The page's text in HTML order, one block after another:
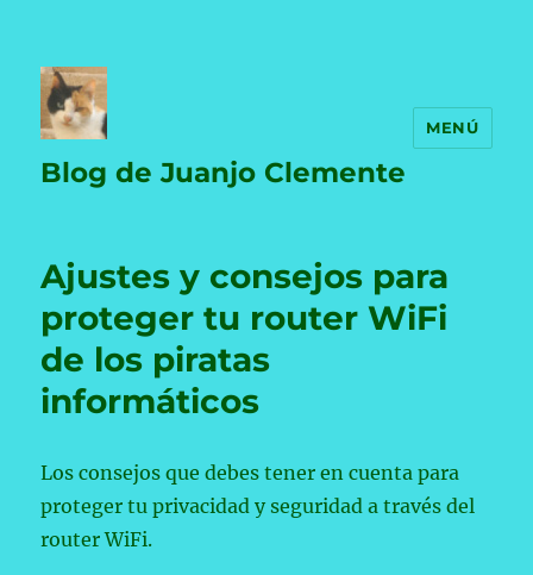
Blog de Juanjo Clemente
MENÚ
Ajustes y consejos para
proteger tu router WiFi
de los piratas
informáticos
Los consejos que debes tener en cuenta para
proteger tu privacidad y seguridad a través del
router WiFi.